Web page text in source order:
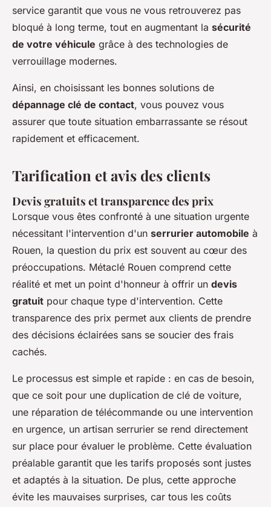
service garantit que vous ne vous retrouverez pas
bloqué à long terme, tout en augmentant la sécurité
de votre véhicule grâce à des technologies de
verrouillage modernes.
Ainsi, en choisissant les bonnes solutions de
dépannage clé de contact, vous pouvez vous
assurer que toute situation embarrassante se résout
rapidement et efficacement.
Tarification et avis des clients
Devis gratuits et transparence des prix
Lorsque vous êtes confronté à une situation urgente
nécessitant l'intervention d'un serrurier automobile à
Rouen, la question du prix est souvent au cœur des
préoccupations. Métaclé Rouen comprend cette
réalité et met un point d'honneur à offrir un devis
gratuit pour chaque type d'intervention. Cette
transparence des prix permet aux clients de prendre
des décisions éclairées sans se soucier des frais
cachés.
Le processus est simple et rapide : en cas de besoin,
que ce soit pour une duplication de clé de voiture,
une réparation de télécommande ou une intervention
en urgence, un artisan serrurier se rend directement
sur place pour évaluer le problème. Cette évaluation
préalable garantit que les tarifs proposés sont justes
et adaptés à la situation. De plus, cette approche
évite les mauvaises surprises, car tous les coûts